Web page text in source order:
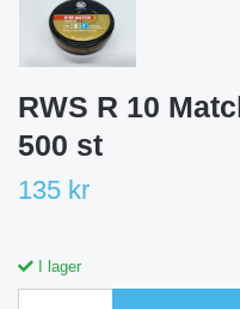
RWS R 10
500 st
135 kr
I lager